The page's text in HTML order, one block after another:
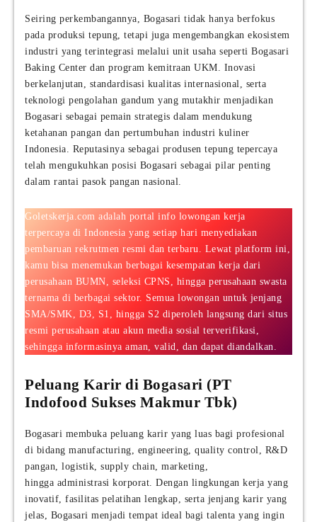
Seiring perkembangannya, Bogasari tidak hanya berfokus
pada produksi tepung, tetapi juga mengembangkan ekosistem
industri yang terintegrasi melalui unit usaha seperti Bogasari
Baking Center dan program kemitraan UKM. Inovasi
berkelanjutan, standardisasi kualitas internasional, serta
teknologi pengolahan gandum yang mutakhir menjadikan
Bogasari sebagai pemain strategis dalam mendukung
ketahanan pangan dan pertumbuhan industri kuliner
Indonesia. Reputasinya sebagai produsen tepung tepercaya
telah mengukuhkan posisi Bogasari sebagai pilar penting
dalam rantai pasok pangan nasional.
Goletskerja.com adalah portal info lowongan kerja
terpercaya di Indonesia yang setiap hari menyediakan
pembaruan rekrutmen resmi dan terbaru. Lewat platform ini,
kamu bisa menemukan berbagai kesempatan kerja dari
perusahaan BUMN, seleksi CPNS, hingga perusahaan swasta
ternama di berbagai sektor. Semua lowongan untuk jenjang
SMA/SMK, D3, S1, hingga S2 diperoleh langsung dari situs
resmi perusahaan atau akun media sosial terverifikasi,
sehingga informasinya aman, valid, dan dapat diandalkan.
Peluang Karir di Bogasari (PT
Indofood Sukses Makmur Tbk)
Bogasari membuka peluang karir yang luas bagi profesional
di bidang manufacturing, engineering, quality control, R&D
pangan, logistik, supply chain, marketing,
hingga administrasi korporat. Dengan lingkungan kerja yang
inovatif, fasilitas pelatihan lengkap, serta jenjang karir yang
jelas, Bogasari menjadi tempat ideal bagi talenta yang ingin